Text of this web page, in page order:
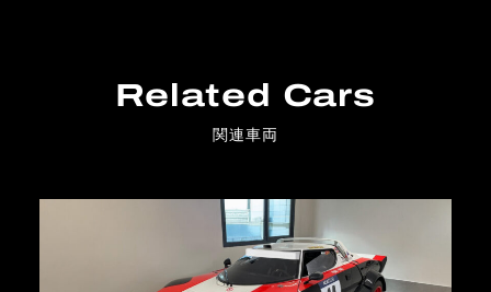
Related Cars
関連車両